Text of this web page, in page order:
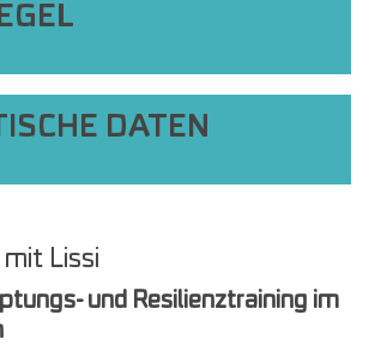
DATEN
Lissi
und Resilienztraining im